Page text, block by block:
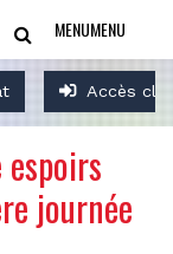
Accès
MENUMENU
journée